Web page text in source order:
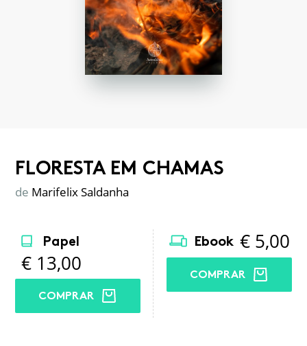
FLORESTA EM CHAMAS
de Marifelix Saldanha
Papel
€ 13,00
COMPRAR
Ebook € 5,00
COMPRAR